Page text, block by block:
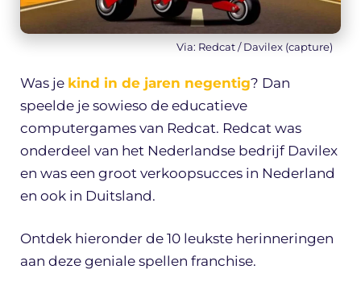
Via: Redcat / Davilex (capture)
Was je kind in de jaren negentig? Dan
speelde je sowieso de educatieve
computergames van Redcat. Redcat was
onderdeel van het Nederlandse bedrijf Davilex
en was een groot verkoopsucces in Nederland
en ook in Duitsland.
Ontdek hieronder de 10 leukste herinneringen
aan deze geniale spellen franchise.